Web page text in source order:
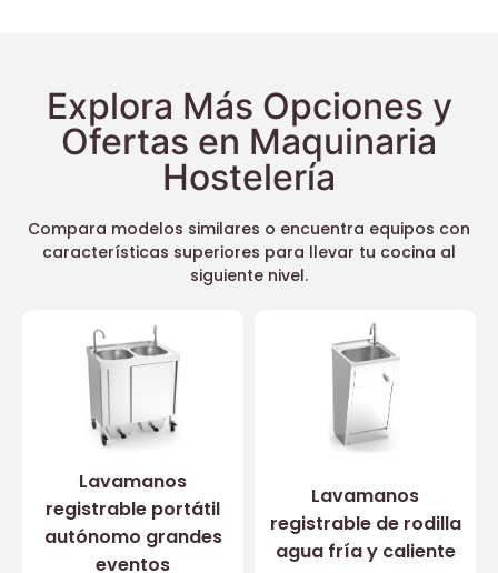
Explora Más Opciones y
Ofertas en Maquinaria
Hostelería
Compara modelos similares o encuentra equipos con
características superiores para llevar tu cocina al
siguiente nivel.
Lavamanos
registrable portátil
autónomo grandes
eventos
Lavamanos
registrable de rodilla
agua fría y caliente